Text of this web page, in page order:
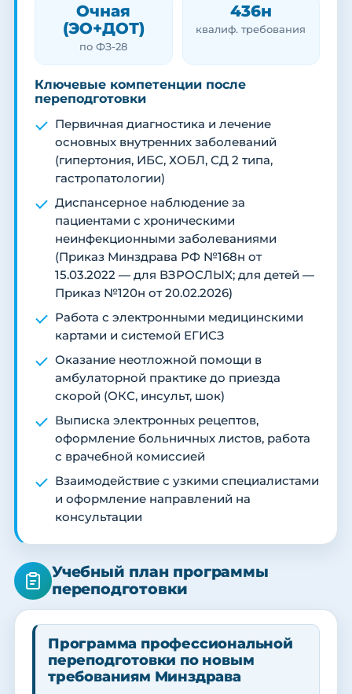
Очная
(ЭО+ДОТ)
по ФЗ-28
436н
квалиф. требования
Ключевые компетенции после
переподготовки
Первичная диагностика и лечение
основных внутренних заболеваний
(гипертония, ИБС, ХОБЛ, СД 2 типа,
гастропатологии)
Диспансерное наблюдение за
пациентами с хроническими
неинфекционными заболеваниями
(Приказ Минздрава РФ №168н от
15.03.2022 — для ВЗРОСЛЫХ; для детей —
Приказ №120н от 20.02.2026)
Работа с электронными медицинскими
картами и системой ЕГИСЗ
Оказание неотложной помощи в
амбулаторной практике до приезда
скорой (ОКС, инсульт, шок)
Выписка электронных рецептов,
оформление больничных листов, работа
с врачебной комиссией
Взаимодействие с узкими специалистами
и оформление направлений на
консультации
Учебный план программы
переподготовки
Программа профессиональной
переподготовки по новым
требованиям Минздрава